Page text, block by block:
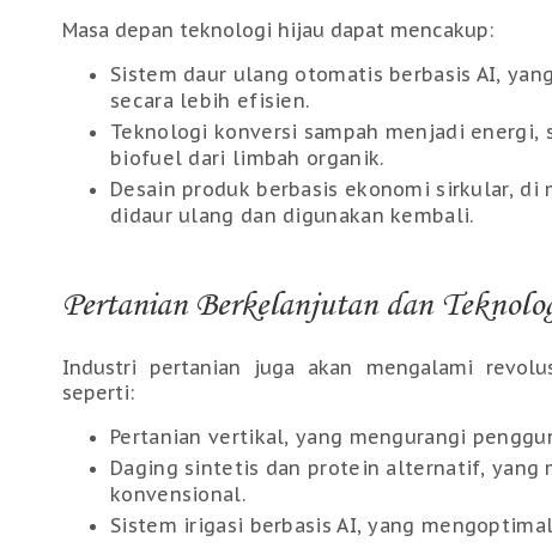
Masa depan teknologi hijau dapat mencakup:
Sistem daur ulang otomatis berbasis AI,
secara lebih efisien.
Teknologi konversi sampah menjadi
biofuel dari limbah organik.
Desain produk berbasis ekonomi sirkular, di
didaur ulang dan digunakan kembali.
Pertanian Berkelanjutan dan
Industri pertanian juga akan mengalami
seperti:
Pertanian vertikal, yang mengurangi
Daging sintetis dan protein alternatif, yang
konvensional.
Sistem irigasi berbasis AI, yang